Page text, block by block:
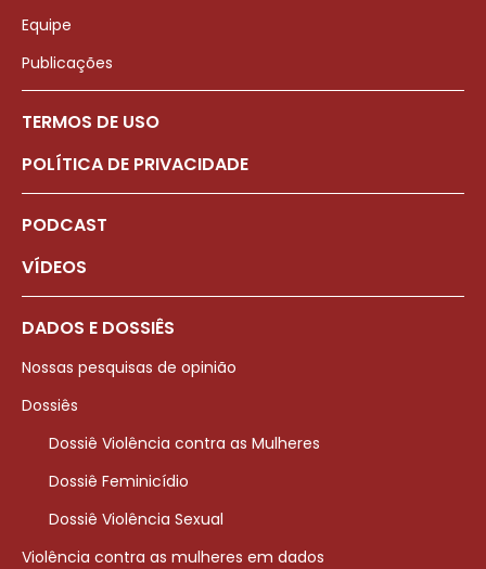
Equipe
Publicações
TERMOS DE USO
POLÍTICA DE PRIVACIDADE
PODCAST
VÍDEOS
DADOS E DOSSIÊS
Nossas pesquisas de opinião
Dossiês
Dossiê Violência contra as Mulheres
Dossiê Feminicídio
Dossiê Violência Sexual
Violência contra as mulheres em dados